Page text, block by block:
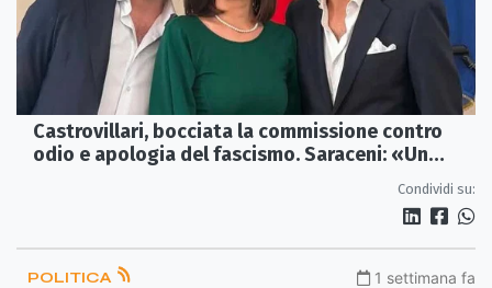
Castrovillari, bocciata la commissione contro
odio e apologia del fascismo. Saraceni: «Un
Condividi su:
POLITICA 1 settimana fa